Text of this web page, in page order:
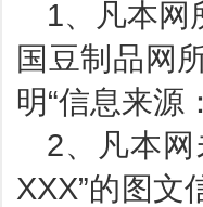
1、凡本网
国豆制品网
明“信息来源
2、凡本网
XXX”的图文